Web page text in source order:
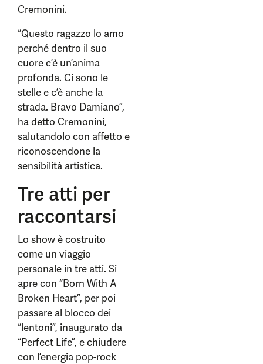
Cremonini.
“Questo ragazzo lo amo
perché dentro il suo
cuore c’è un’anima
profonda. Ci sono le
stelle e c’è anche la
strada. Bravo Damiano”,
ha detto Cremonini,
salutandolo con affetto e
riconoscendone la
sensibilità artistica.
Tre atti per
raccontarsi
Lo show è costruito
come un viaggio
personale in tre atti. Si
apre con “Born With A
Broken Heart”, per poi
passare al blocco dei
“lentoni”, inaugurato da
“Perfect Life”, e chiudere
con l’energia pop-rock